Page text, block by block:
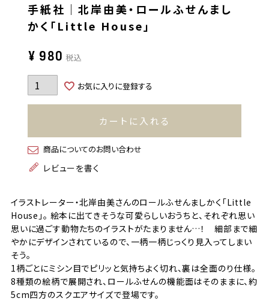
手紙社｜北岸由美・ロールふせんまし
かく「Little House」
¥ 980 税込
お気に入りに登録する
カートに入れる
商品についてのお問い合わせ
レビューを書く
イラストレーター・北岸由美さんのロールふせんましかく「Little
House」。 絵本に出てきそうな可愛らしいおうちと、それぞれ思い
思いに過ごす動物たちのイラストがたまりません…！ 細部まで細
やかにデザインされているので、一柄一柄じっくり見入ってしまい
そう。
1柄ごとにミシン目でピリッと気持ちよく切れ、裏は全面のり仕様。
8種類の絵柄で展開され、ロールふせんの機能面はそのままに、約
5cm四方のスクエアサイズで登場です。